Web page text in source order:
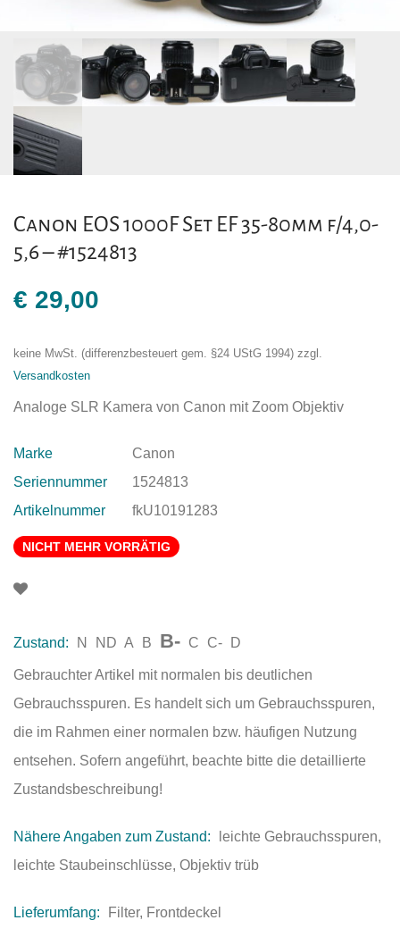
Canon EOS 1000F Set EF 35-80mm f/4,0-
5,6 – #1524813
€ 29,00
keine MwSt. (differenzbesteuert gem. §24 UStG 1994) zzgl.
Versandkosten
Analoge SLR Kamera von Canon mit Zoom Objektiv
Marke
Canon
Seriennummer
1524813
Artikelnummer
fkU10191283
NICHT MEHR VORRÄTIG
Zustand: N ND A B B- C C- D
Gebrauchter Artikel mit normalen bis deutlichen
Gebrauchsspuren. Es handelt sich um Gebrauchsspuren,
die im Rahmen einer normalen bzw. häufigen Nutzung
entsehen. Sofern angeführt, beachte bitte die detaillierte
Zustandsbeschreibung!
Nähere Angaben zum Zustand:
leichte Gebrauchsspuren,
leichte Staubeinschlüsse, Objektiv trüb
Lieferumfang: Filter, Frontdeckel